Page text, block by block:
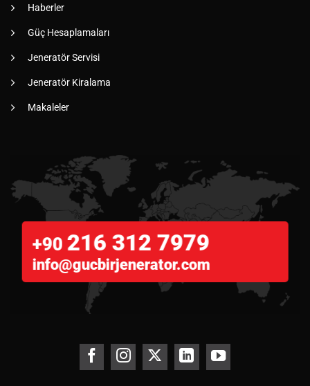
Haberler
Güç Hesaplamaları
Jeneratör Servisi
Jeneratör Kiralama
Makaleler
+90 216 312 7979
info@gucbirjenerator.com